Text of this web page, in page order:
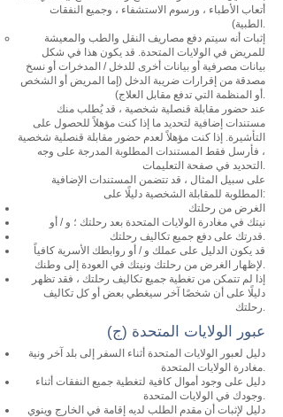
أتعاب الأطباء ، ورسوم الاستشفاء ، وجميع النفقات
الطبية).
إثبات أنه سيتم دفع مصاريف النقل والطب والمعيشة
للمريض في الولايات المتحدة. قد يكون هذا في شكل
بيانات مصرفية أو بيانات أخرى للدخل / المدخرات أو نسخ
مصدقة من إقرارات ضريبة الدخل (إما المريض أو الشخص
أو المنظمة التي تدفع مقابل العلاج).
عند حضور مقابلة قنصلية شخصية ، قد يُطلب منك
مستندات إضافية لتحديد ما إذا كنت مؤهلاً للحصول على
التأشيرة. إذا كنت مؤهلاً لعدم حضور مقابلة قنصلية شخصية
، فأرسل فقط المستندات المطلوبة المدرجة على وجه
التحديد في صفحة التعليمات.
على سبيل المثال ، قد تتضمن المستندات الإضافية
المطلوبة للمقابلة الشخصية دليلًا على:
الغرض من رحلتك
نيتك في مغادرة الولايات المتحدة بعد رحلتك ؛ و / أو
قدرتك على دفع جميع تكاليف رحلتك.
قد يكون الدليل على عملك و / أو روابطك الأسرية كافياً
لإظهار الغرض من رحلتك ونيتك في العودة إلى وطنك.
إذا لم تتمكن من تغطية جميع تكاليف رحلتك ، فقد تظهر
دليلًا على أن شخصًا آخر سيغطي بعض أو كل تكاليف
رحلتك.
(ج) عبور الولايات المتحدة
دليل لعبور الولايات المتحدة أثناء السفر إلى بلد آخر ونية
مغادرة الولايات المتحدة.
دليل على وجود أموال كافية لتغطية جميع النفقات أثناء
وجودك في الولايات المتحدة.
دليل لإثبات أن مقدم الطلب لديه إقامة في الخارج وينوي